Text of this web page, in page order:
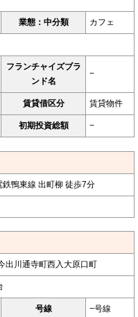
業態：中分類 カフェ
フランチャイズブラ
ンド名
−
賃貸借区分 賃貸物件
初期投資総額 −
鴨東線 出町柳 徒歩7分
出川通寺町西入大原口町
号線 −号線